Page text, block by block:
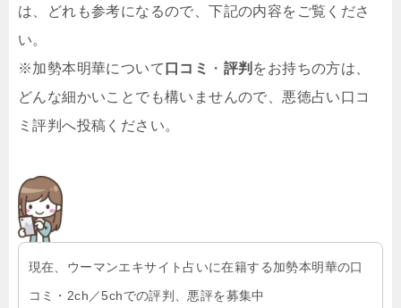
は、どれも参考になるので、下記の内容をご覧くださ
い。
※加勢本明華について 口コミ ・ 評判 をお持ちの方は、
どんな細かいことでも構いませんので、悪徳占い口コ
ミ評判へ投稿ください。
現在、ウーマンエキサイト占いに在籍する加勢本明華の口
コミ・2ch／5chでの評判、悪評を募集中